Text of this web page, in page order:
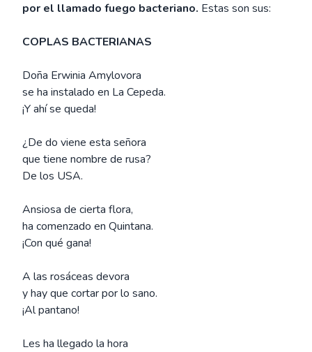
por el llamado fuego bacteriano. Estas son sus:
COPLAS BACTERIANAS
Doña Erwinia Amylovora
se ha instalado en La Cepeda.
¡Y ahí se queda!
¿De do viene esta señora
que tiene nombre de rusa?
De los USA.
Ansiosa de cierta flora,
ha comenzado en Quintana.
¡Con qué gana!
A las rosáceas devora
y hay que cortar por lo sano.
¡Al pantano!
Les ha llegado la hora